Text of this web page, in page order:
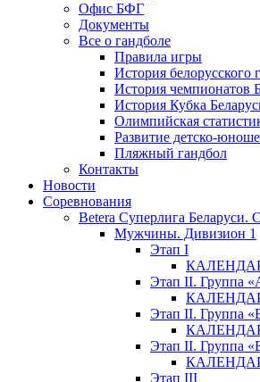
Офис БФГ
Документы
Все о гандболе
Правила игры
История белорусского
История чемпионатов
История Кубка
Олимпийская
Развитие детско-
Пляжный гандбол
Контакты
Новости
Соревнования
Betera Суперлига Беларуси.
Мужчины. Дивизион 1
Этап I
Этап II. Группа
Этап II. Группа
Этап II. Группа
Этап III